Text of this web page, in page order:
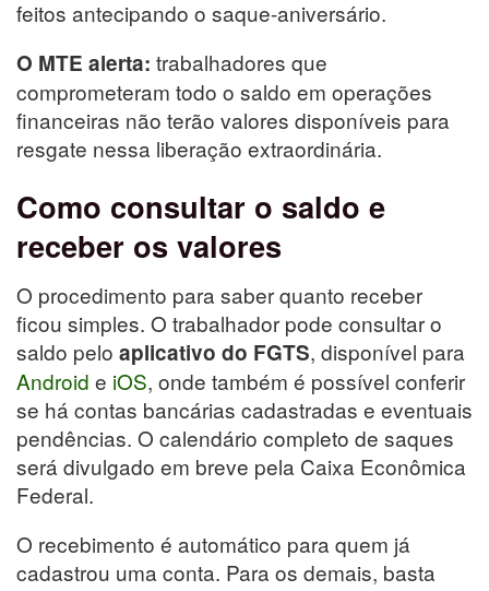
feitos antecipando o saque-aniversário.
O MTE alerta: trabalhadores que
comprometeram todo o saldo em operações
financeiras não terão valores disponíveis para
resgate nessa liberação extraordinária.
Como consultar o saldo e
receber os valores
O procedimento para saber quanto receber
ficou simples. O trabalhador pode consultar o
saldo pelo aplicativo do FGTS, disponível para
Android e iOS, onde também é possível conferir
se há contas bancárias cadastradas e eventuais
pendências. O calendário completo de saques
será divulgado em breve pela Caixa Econômica
Federal.
O recebimento é automático para quem já
cadastrou uma conta. Para os demais, basta